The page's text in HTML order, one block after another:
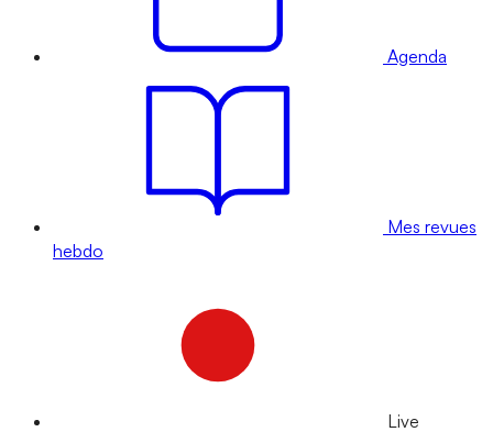
Agenda
Mes revues
hebdo
Live